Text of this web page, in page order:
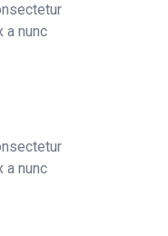
a nunc
a nunc